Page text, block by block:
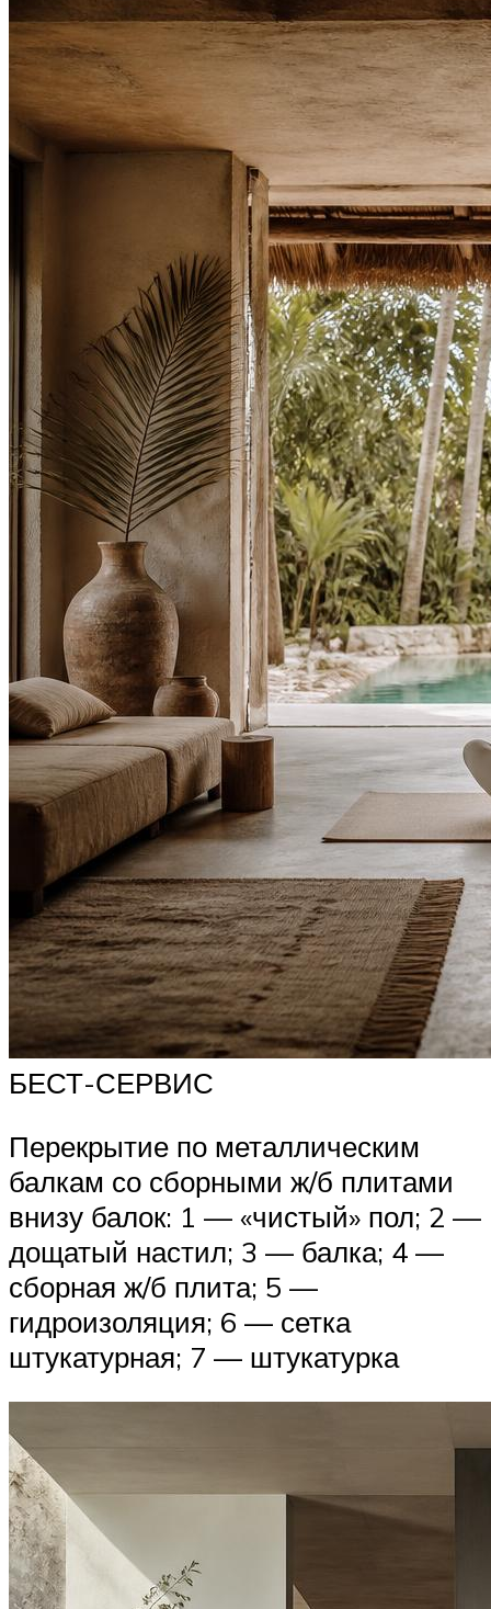
БЕСТ-СЕРВИС
Перекрытие по металлическим
балкам со сборными ж/б плитами
внизу балок: 1 — «чистый» пол; 2 —
дощатый настил; 3 — балка; 4 —
сборная ж/б плита; 5 —
гидроизоляция; 6 — сетка
штукатурная; 7 — штукатурка